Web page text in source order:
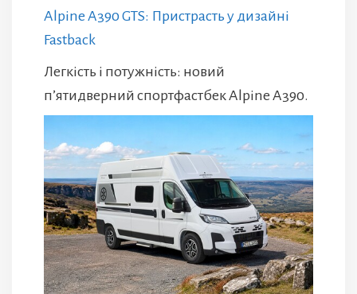
Alpine A390 GTS: Пристрасть у дизайні
Fastback
Легкість і потужність: новий
п’ятидверний спортфастбек Alpine A390.